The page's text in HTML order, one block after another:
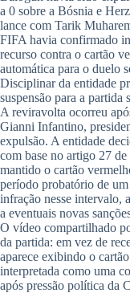
a 0 sobre a Bósnia e
lance com Tarik
FIFA havia confirmado
recurso contra o cartão
automática para o duelo
Disciplinar da entidade
suspensão para a partida
A reviravolta ocorreu
Gianni Infantino,
expulsão. A entidade
com base no artigo 27
mantido o cartão
período probatório de
infração nesse intervalo,
a eventuais novas
O vídeo compartilhado
da partida: em vez de
aparece exibindo o
interpretada como uma
após pressão política da